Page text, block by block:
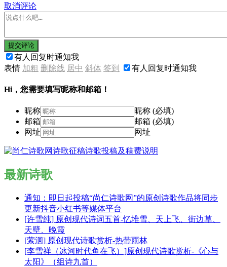
取消评论
提交评论
有人回复时通知我
表情 加粗 删除线 居中 斜体 签到 有人回复时通知我
Hi，您需要填写昵称和邮箱！
昵称
昵称 (必填)
邮箱
邮箱 (必填)
网址
网址
最新诗歌
通知：即日起投稿“尚仁诗歌网”的原创诗歌作品将同步
更新抖音小红书等媒体平台
[许雪纯] 原创现代诗词五首-忆堆雪、天上飞、街边草、
天壁、晚霞
[萦洄] 原创现代诗歌赏析-热带雨林
[李雪祥（冰河时代鱼在飞）]原创现代诗歌赏析-《心与
太阳》（组诗九首）